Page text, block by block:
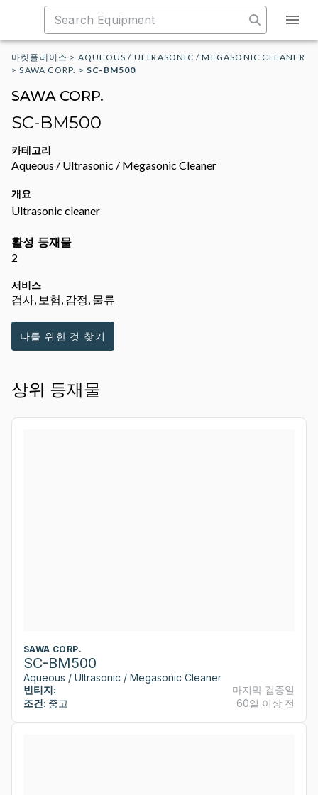
마켓플레이스 > AQUEOUS / ULTRASONIC / MEGASONIC CLEANER
>SAWA CORP. > SC-BM500
SAWA CORP.
SC-BM500
카테고리
Aqueous / Ultrasonic / Megasonic Cleaner
개요
Ultrasonic cleaner
활성 등재물
2
서비스
검사, 보험, 감정, 물류
나를 위한 것 찾기
상위 등재물
SAWA CORP.
SC-BM500
Aqueous / Ultrasonic / Megasonic Cleaner
빈티지:
조건: 중고
마지막 검증일
60일 이상 전